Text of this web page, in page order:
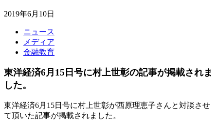
2019年6月10日
ニュース
メディア
金融教育
東洋経済6月15日号に村上世彰の記事が掲載されま
した。
東洋経済6月15日号に村上世彰が西原理恵子さんと対談させ
て頂いた記事が掲載されました。